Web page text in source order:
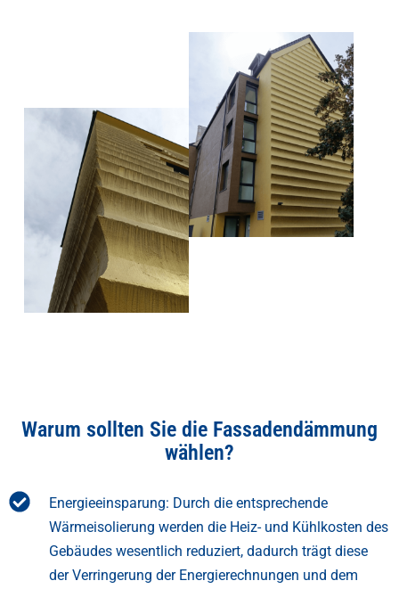
Warum sollten Sie die Fassadendämmung
wählen?
Energieeinsparung: Durch die entsprechende
Wärmeisolierung werden die Heiz- und Kühlkosten des
Gebäudes wesentlich reduziert, dadurch trägt diese
der Verringerung der Energierechnungen und dem